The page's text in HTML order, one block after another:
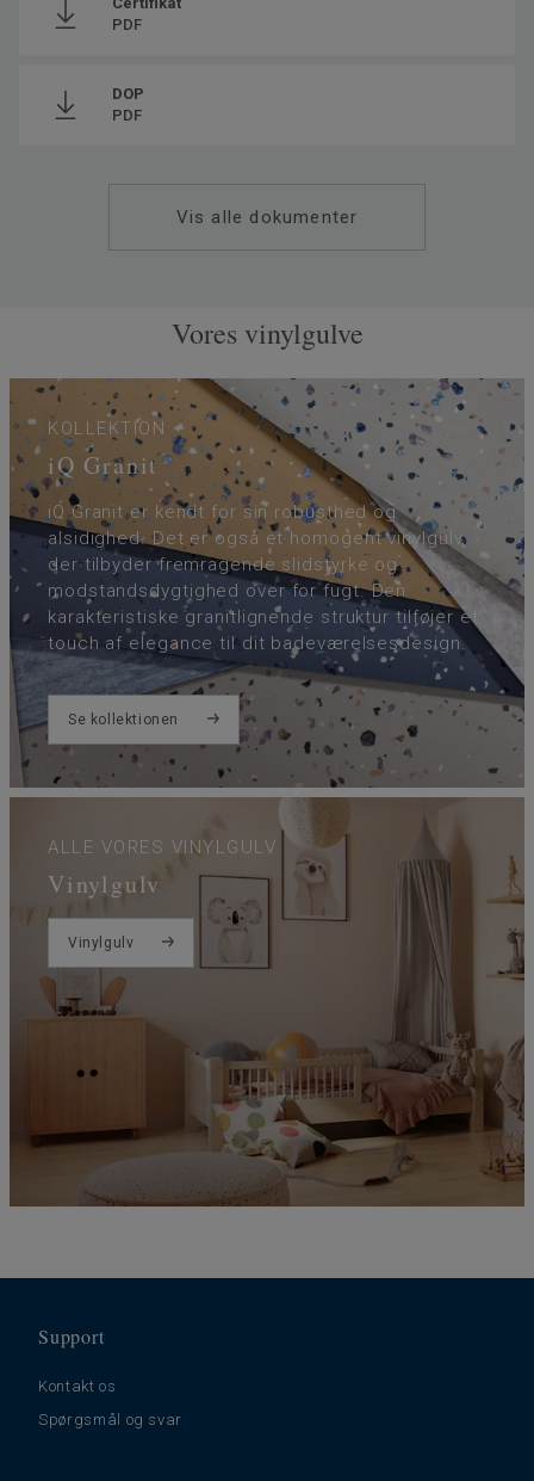
SAP SKU #
Tykkelse på slidlaget
2
PDF
DOP
PDF
Vis alle dokumenter
Vores vinylgulve
KOLLEKTION
iQ Granit
iQ Granit er kendt for sin robusthed og
alsidighed. Det er også et homogent vinylgulv,
der tilbyder fremragende slidstyrke og
modstandsdygtighed over for fugt. Den
karakteristiske granitlignende struktur tilføjer et
touch af elegance til dit badeværelsesdesign.
Se kollektionen
ALLE VORES VINYLGULV
Vinylgulv
Vinylgulv
Support
Kontakt os
Spørgsmål og svar